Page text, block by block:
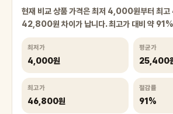
현재 비교 상품 가격은 최저 4,000원부터 최
42,800원 차이가 납니다. 최고가 대비 약 91%
최저가
4,000원
평균가
25,400
최고가
46,800원
절감률
91%